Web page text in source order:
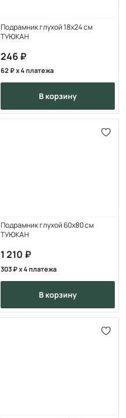
Подрамник глухой 18x24 см
ТУЮКАН
246
62 x 4 платежа
в корзину
Подрамник глухой 60х80 см
ТУЮКАН
1 210
303 x 4 платежа
в корзину